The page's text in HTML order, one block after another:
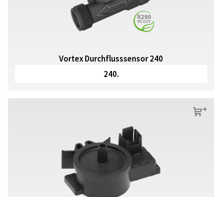
Vortex Durchflusssensor 240
240.
s